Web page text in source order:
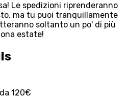
Le spedizioni riprenderanno
ma tu puoi tranquillamente
soltanto un po' di più
estate!
120€